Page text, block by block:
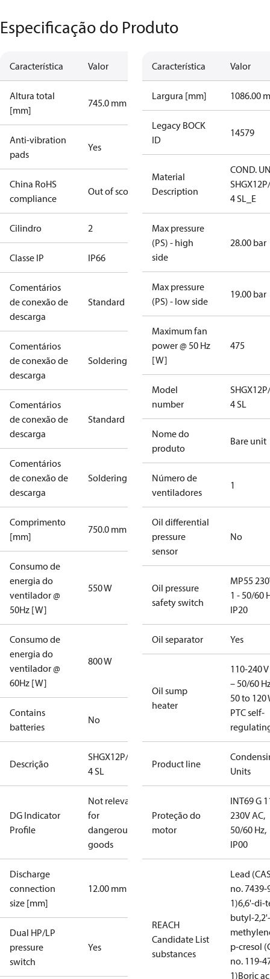
Especificação do Produto
Característica Valor
Altura total
[mm]
745.0 mm
Anti-vibration
pads
Yes
China RoHS
compliance
Out of scope
Cilindro 2
Classe IP IP66
Comentários
de conexão de
descarga
Standard
Comentários
de conexão de
descarga
Soldering
Comentários
de conexão de
descarga
Standard
Comentários
de conexão de
descarga
Soldering
Comprimento
[mm]
750.0 mm
Consumo de
energia do
ventilador @
50Hz [W]
550 W
Consumo de
energia do
ventilador @
60Hz [W]
800 W
Contains
batteries
No
Descrição
SHGX12P/60-
4 SL
DG Indicator
Profile
Not relevant
for
dangerous
goods
Discharge
connection
size [mm]
12.00 mm
Dual HP/LP
pressure
switch
Yes
Característica Valor
Largura [mm] 1086.00
Legacy BOCK
ID
14579
Material
Description
COND.
4 SL_E
Max pressure
(PS) - high
side
28.00 bar
Max pressure
(PS) - low side
19.00 bar
Maximum fan
power @ 50 Hz
[W]
475
Model
number
4 SL
Nome do
produto
Bare unit
Número de
ventiladores
1
Oil differential
pressure
sensor
No
Oil pressure
safety switch
MP55
1 - 50/60
IP20
Oil separator Yes
Oil sump
heater
110-240
– 50/60
50 to 120
PTC self-
Product line
Units
Proteção do
motor
INT69 G
230V AC,
50/60 Hz,
IP00
REACH
Candidate List
substances
Lead
no. 7439-
1)6,6'-di-
butyl-2,2'-
p-cresol
no. 119-
1)Boric